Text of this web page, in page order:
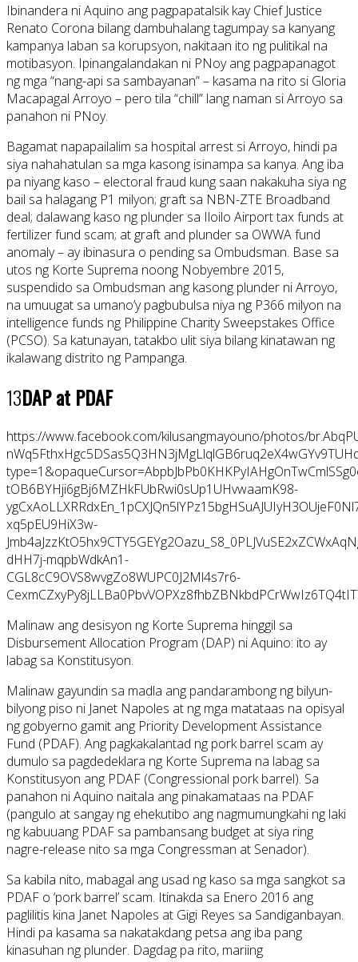
Ibinandera ni Aquino ang pagpapatalsik kay Chief Justice
Renato Corona bilang dambuhalang tagumpay sa kanyang
kampanya laban sa korupsyon, nakitaan ito ng pulitikal na
motibasyon. Ipinangalandakan ni PNoy ang pagpapanagot
ng mga “nang-api sa sambayanan” – kasama na rito si Gloria
Macapagal Arroyo – pero tila “chill” lang naman si Arroyo sa
panahon ni PNoy.
Bagamat napapailalim sa hospital arrest si Arroyo, hindi pa
siya nahahatulan sa mga kasong isinampa sa kanya. Ang iba
pa niyang kaso – electoral fraud kung saan nakakuha siya ng
bail sa halagang P1 milyon; graft sa NBN-ZTE Broadband
deal; dalawang kaso ng plunder sa Iloilo Airport tax funds at
fertilizer fund scam; at graft and plunder sa OWWA fund
anomaly – ay ibinasura o pending sa Ombudsman. Base sa
utos ng Korte Suprema noong Nobyembre 2015,
suspendido sa Ombudsman ang kasong plunder ni Arroyo,
na umuugat sa umano’y pagbubulsa niya ng P366 milyon na
intelligence funds ng Philippine Charity Sweepstakes Office
(PCSO). Sa katunayan, tatakbo ulit siya bilang kinatawan ng
ikalawang distrito ng Pampanga.
13DAP at PDAF
https://www.facebook.com/kilusangmayouno/photos/
tOB6BYHji6gBj6MZHkFUbRwi0sUp1UHvwaamK98-
xq5pEU9HiX3w-
dHH7j-mqpbWdkAn1-
CGL8cC9OVS8wvgZo8WUPC0J2Ml4s7r6-
Malinaw ang desisyon ng Korte Suprema hinggil sa
Disbursement Allocation Program (DAP) ni Aquino: ito ay
labag sa Konstitusyon.
Malinaw gayundin sa madla ang pandarambong ng bilyun-
bilyong piso ni Janet Napoles at ng mga matataas na opisyal
ng gobyerno gamit ang Priority Development Assistance
Fund (PDAF). Ang pagkakalantad ng pork barrel scam ay
dumulo sa pagdedeklara ng Korte Suprema na labag sa
Konstitusyon ang PDAF (Congressional pork barrel). Sa
panahon ni Aquino naitala ang pinakamataas na PDAF
(pangulo at sangay ng ehekutibo ang nagmumungkahi ng laki
ng kabuuang PDAF sa pambansang budget at siya ring
nagre-release nito sa mga Congressman at Senador).
Sa kabila nito, mabagal ang usad ng kaso sa mga sangkot sa
PDAF o ‘pork barrel’ scam. Itinakda sa Enero 2016 ang
paglilitis kina Janet Napoles at Gigi Reyes sa Sandiganbayan.
Hindi pa kasama sa nakatakdang petsa ang iba pang
kinasuhan ng plunder. Dagdag pa rito, mariing